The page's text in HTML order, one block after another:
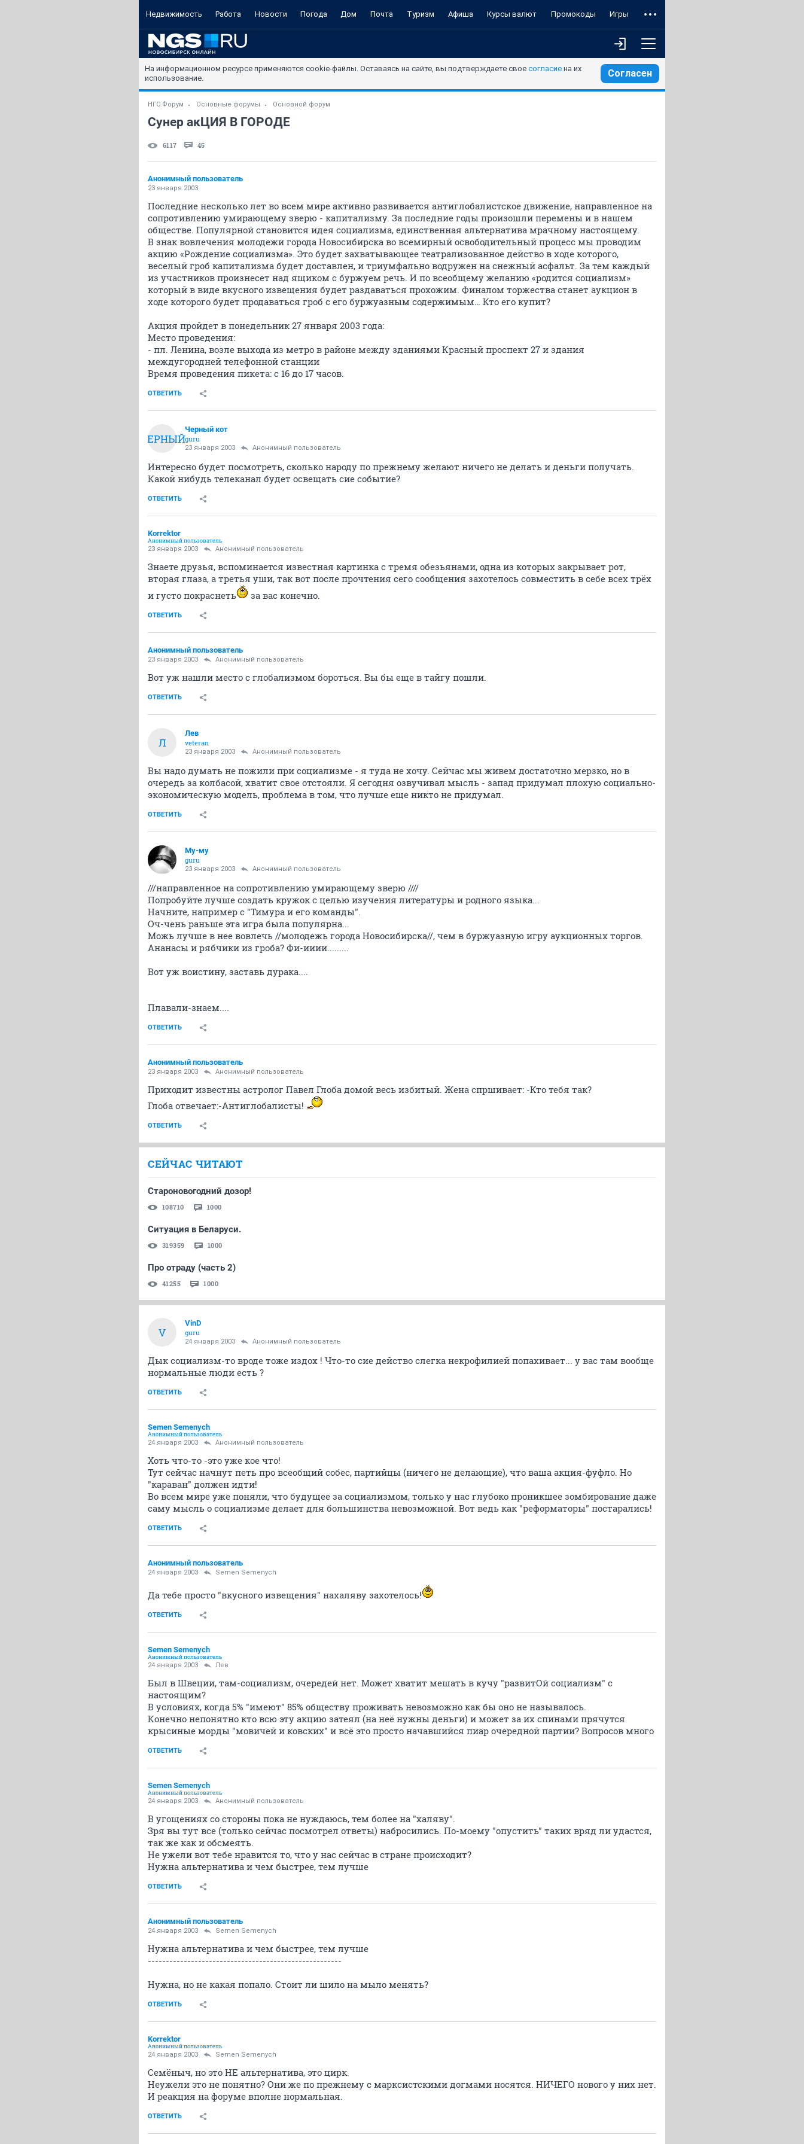
Недвижимость Работа Новости Погода Дом Почта Туризм Афиша Курсы валют Промокоды Игры
На информационном ресурсе применяются cookie-файлы. Оставаясь на сайте, вы подтверждаете свое согласие на их
использование.
Согласен
НГС.Форум Основные форумы Основной форум
Сунер акЦИЯ В ГОРОДЕ
6117 45
Анонимный пользователь
23 января 2003
Последние несколько лет во всем мире активно развивается антиглобалистское движение, направленное на
сопротивлению умирающему зверю - капитализму. За последние годы произошли перемены и в нашем
обществе. Популярной становится идея социализма, единственная альтернатива мрачному настоящему.
В знак вовлечения молодежи города Новосибирска во всемирный освободительный процесс мы проводим
акцию «Рождение социализма». Это будет захватывающее театрализованное действо в ходе которого,
веселый гроб капитализма будет доставлен, и триумфально водружен на снежный асфальт. За тем каждый
из участников произнесет над ящиком с буржуем речь. И по всеобщему желанию «родится социализм»
который в виде вкусного извещения будет раздаваться прохожим. Финалом торжества станет аукцион в
ходе которого будет продаваться гроб с его буржуазным содержимым… Кто его купит?
Акция пройдет в понедельник 27 января 2003 года:
Место проведения:
- пл. Ленина, возле выхода из метро в районе между зданиями Красный проспект 27 и здания
междугородней телефонной станции
Время проведения пикета: с 16 до 17 часов.
ОТВЕТИТЬ
ЧЕРНЫЙ
Черный кот
guru
23 января 2003 Анонимный пользователь
Интересно будет посмотреть, сколько народу по прежнему желают ничего не делать и деньги получать.
Какой нибудь телеканал будет освещать сие событие?
ОТВЕТИТЬ
Korrektor
Анонимный пользователь
23 января 2003 Анонимный пользователь
Знаете друзья, вспоминается известная картинка с тремя обезьянами, одна из которых закрывает рот,
вторая глаза, а третья уши, так вот после прочтения сего сообщения захотелось совместить в себе всех трёх
и густо покраснеть
за вас конечно.
ОТВЕТИТЬ
Анонимный пользователь
23 января 2003 Анонимный пользователь
Вот уж нашли место с глобализмом бороться. Вы бы еще в тайгу пошли.
ОТВЕТИТЬ
Л
Лев
veteran
23 января 2003 Анонимный пользователь
Вы надо думать не пожили при социализме - я туда не хочу. Сейчас мы живем достаточно мерзко, но в
очередь за колбасой, хватит свое отстояли. Я сегодня озвучивал мысль - запад придумал плохую социально-
экономическую модель, проблема в том, что лучше еще никто не придумал.
ОТВЕТИТЬ
Му-му
guru
23 января 2003 Анонимный пользователь
///направленное на сопротивлению умирающему зверю ////
Попробуйте лучше создать кружок с целью изучения литературы и родного языка...
Начните, например с "Тимура и его команды".
Оч-чень раньше эта игра была популярна...
Можь лучше в нее вовлечь //молодежь города Новосибирска//, чем в буржуазную игру аукционных торгов.
Ананасы и рябчики из гроба? Фи-ииии.........
Вот уж воистину, заставь дурака....
Плавали-знаем....
ОТВЕТИТЬ
Анонимный пользователь
23 января 2003 Анонимный пользователь
Приходит известны астролог Павел Глоба домой весь избитый. Жена спршивает: -Кто тебя так?
Глоба отвечает:-Антиглобалисты!
ОТВЕТИТЬ
СЕЙЧАС ЧИТАЮТ
Староновогодний дозор!
108710 1000
Ситуация в Беларуси.
319359 1000
Про отраду (часть 2)
41255 1000
V
VinD
guru
24 января 2003 Анонимный пользователь
Дык социализм-то вроде тоже издох ! Что-то сие действо слегка некрофилией попахивает... у вас там вообще
нормальные люди есть ?
ОТВЕТИТЬ
Semen Semenych
Анонимный пользователь
24 января 2003 Анонимный пользователь
Хоть что-то -это уже кое что!
Тут сейчас начнут петь про всеобщий собес, партийцы (ничего не делающие), что ваша акция-фуфло. Но
"караван" должен идти!
Во всем мире уже поняли, что будущее за социализмом, только у нас глубоко проникшее зомбирование даже
саму мысль о социализме делает для большинства невозможной. Вот ведь как "реформаторы" постарались!
ОТВЕТИТЬ
Анонимный пользователь
24 января 2003 Semen Semenych
Да тебе просто "вкусного извещения" нахаляву захотелось!
ОТВЕТИТЬ
Semen Semenych
Анонимный пользователь
24 января 2003 Лев
Был в Швеции, там-социализм, очередей нет. Может хватит мешать в кучу "развитОй социализм" с
настоящим?
В условиях, когда 5% "имеют" 85% обществу проживать невозможно как бы оно не называлось.
Конечно непонятно кто всю эту акцию затеял (на неё нужны деньги) и может за их спинами прячутся
крысиные морды "мовичей и ковских" и всё это просто начавшийся пиар очередной партии? Вопросов много
ОТВЕТИТЬ
Semen Semenych
Анонимный пользователь
24 января 2003 Анонимный пользователь
В угощениях со стороны пока не нуждаюсь, тем более на "халяву".
Зря вы тут все (только сейчас посмотрел ответы) набросились. По-моему "опустить" таких вряд ли удастся,
так же как и обсмеять.
Не ужели вот тебе нравится то, что у нас сейчас в стране происходит?
Нужна альтернатива и чем быстрее, тем лучше
ОТВЕТИТЬ
Анонимный пользователь
24 января 2003 Semen Semenych
Нужна альтернатива и чем быстрее, тем лучше
------------------------------------------------------
Нужна, но не какая попало. Стоит ли шило на мыло менять?
ОТВЕТИТЬ
Korrektor
Анонимный пользователь
24 января 2003 Semen Semenych
Семёныч, но это НЕ альтернатива, это цирк.
Неужели это не понятно? Они же по прежнему с марксистскими догмами носятся. НИЧЕГО нового у них нет.
И реакция на форуме вполне нормальная.
ОТВЕТИТЬ